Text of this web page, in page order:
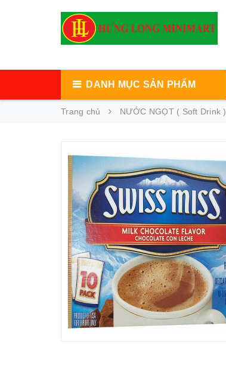
DANH MỤC SẢN PHẨM
Trang chủ NƯỚC NGỌT ( Soft Drink )